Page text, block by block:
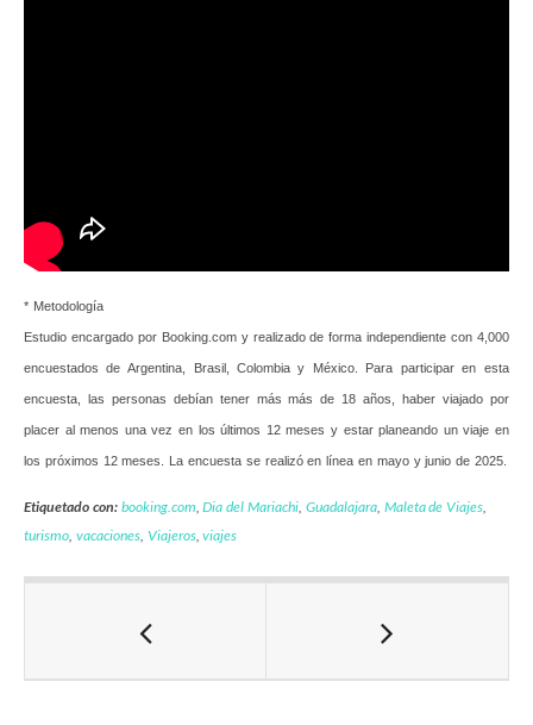
* Metodología
Estudio encargado por Booking.com y realizado de forma independiente con 4,000
encuestados de Argentina, Brasil, Colombia y México. Para participar en esta
encuesta, las personas debían tener más más de 18 años, haberviajado por
placer al menos una vez en los últimos 12 meses y estar planeando un viaje en
los próximos 12 meses. La encuesta se realizó en línea en mayo y junio de 2025.
Etiquetado con: booking.com ,Dia del Mariachi Guadalajara, Maleta de Viajes
turismo vacaciones, Viajeros,viajes